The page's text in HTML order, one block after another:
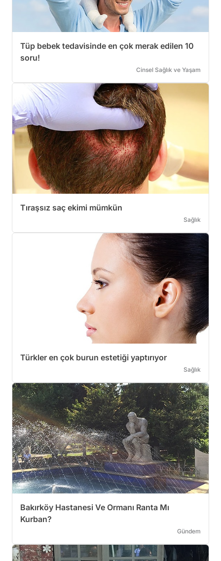
Tüp bebek tedavisinde en çok merak edilen 10
soru!
Cinsel Sağlık ve Yaşam
Tıraşsız saç ekimi mümkün
Sağlık
Türkler en çok burun estetiği yaptırıyor
Sağlık
Bakırköy Hastanesi Ve Ormanı Ranta Mı
Kurban?
Gündem